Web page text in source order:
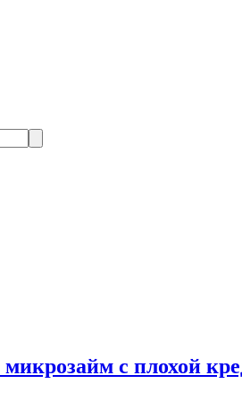
с плохой